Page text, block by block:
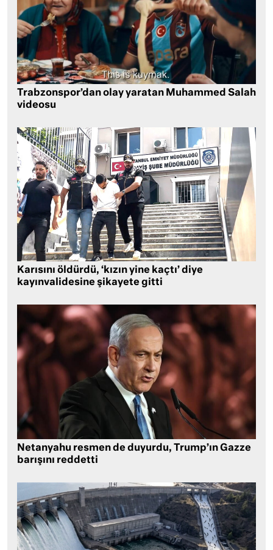
Trabzonspor’dan olay yaratan Muhammed Salah
videosu
Karısını öldürdü, ‘kızın yine kaçtı’ diye
kayınvalidesine şikayete gitti
Netanyahu resmen de duyurdu, Trump’ın Gazze
barışını reddetti